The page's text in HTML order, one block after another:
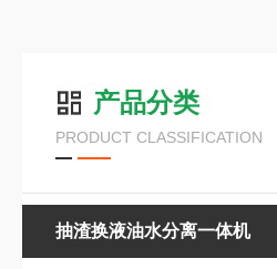
产品分类
PRODUCT CLASSIFICATION
抽渣换液油水分离一体机